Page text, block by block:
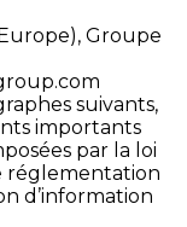
Groupe
suivants,
importants
par la loi
réglementation
d’information